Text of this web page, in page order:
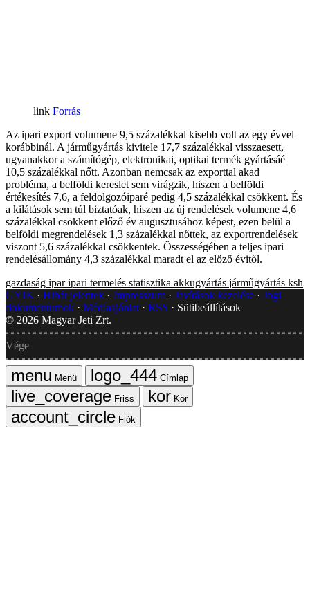
Forrás
Az ipari export volumene 9,5 százalékkal kisebb volt az egy évvel
korábbinál. A járműgyártás kivitele 17,7 százalékkal visszaesett,
ugyanakkor a számítógép, elektronikai, optikai termék gyártásáé
10,5 százalékkal nőtt. Azonban nemcsak az exporttal akad
probléma, a belföldi kereslet sem virágzik, hiszen a belföldi
értékesítés 7,6, a feldolgozóiparé pedig 4,5 százalékkal csökkent. És
a kilátások sem túl biztatóak, hiszen az új rendelések volumene 4,6
százalékkal csökkent előző év augusztusához képest, ezen belül a
belföldi megrendelések 1,3 százalékkal nőttek, az exportrendelések
viszont 5,6 százalékkal csökkentek. Összességében a teljes ipari
rendelésállomány 4,3 százalékkal maradt el az előző évitől.
gazdaság ipar ipari termelés statisztika akkugyártás járműgyártás ksh
GYIK
Hibát jelentek Impresszum Javítások kezelése
Jogi
dokumentumok
Médiaajánlat RSS
Sütibeállítások
© 2026 Magyar Jeti Zrt.
Vége
Menü
Címlap
Friss
Kör
Fiók